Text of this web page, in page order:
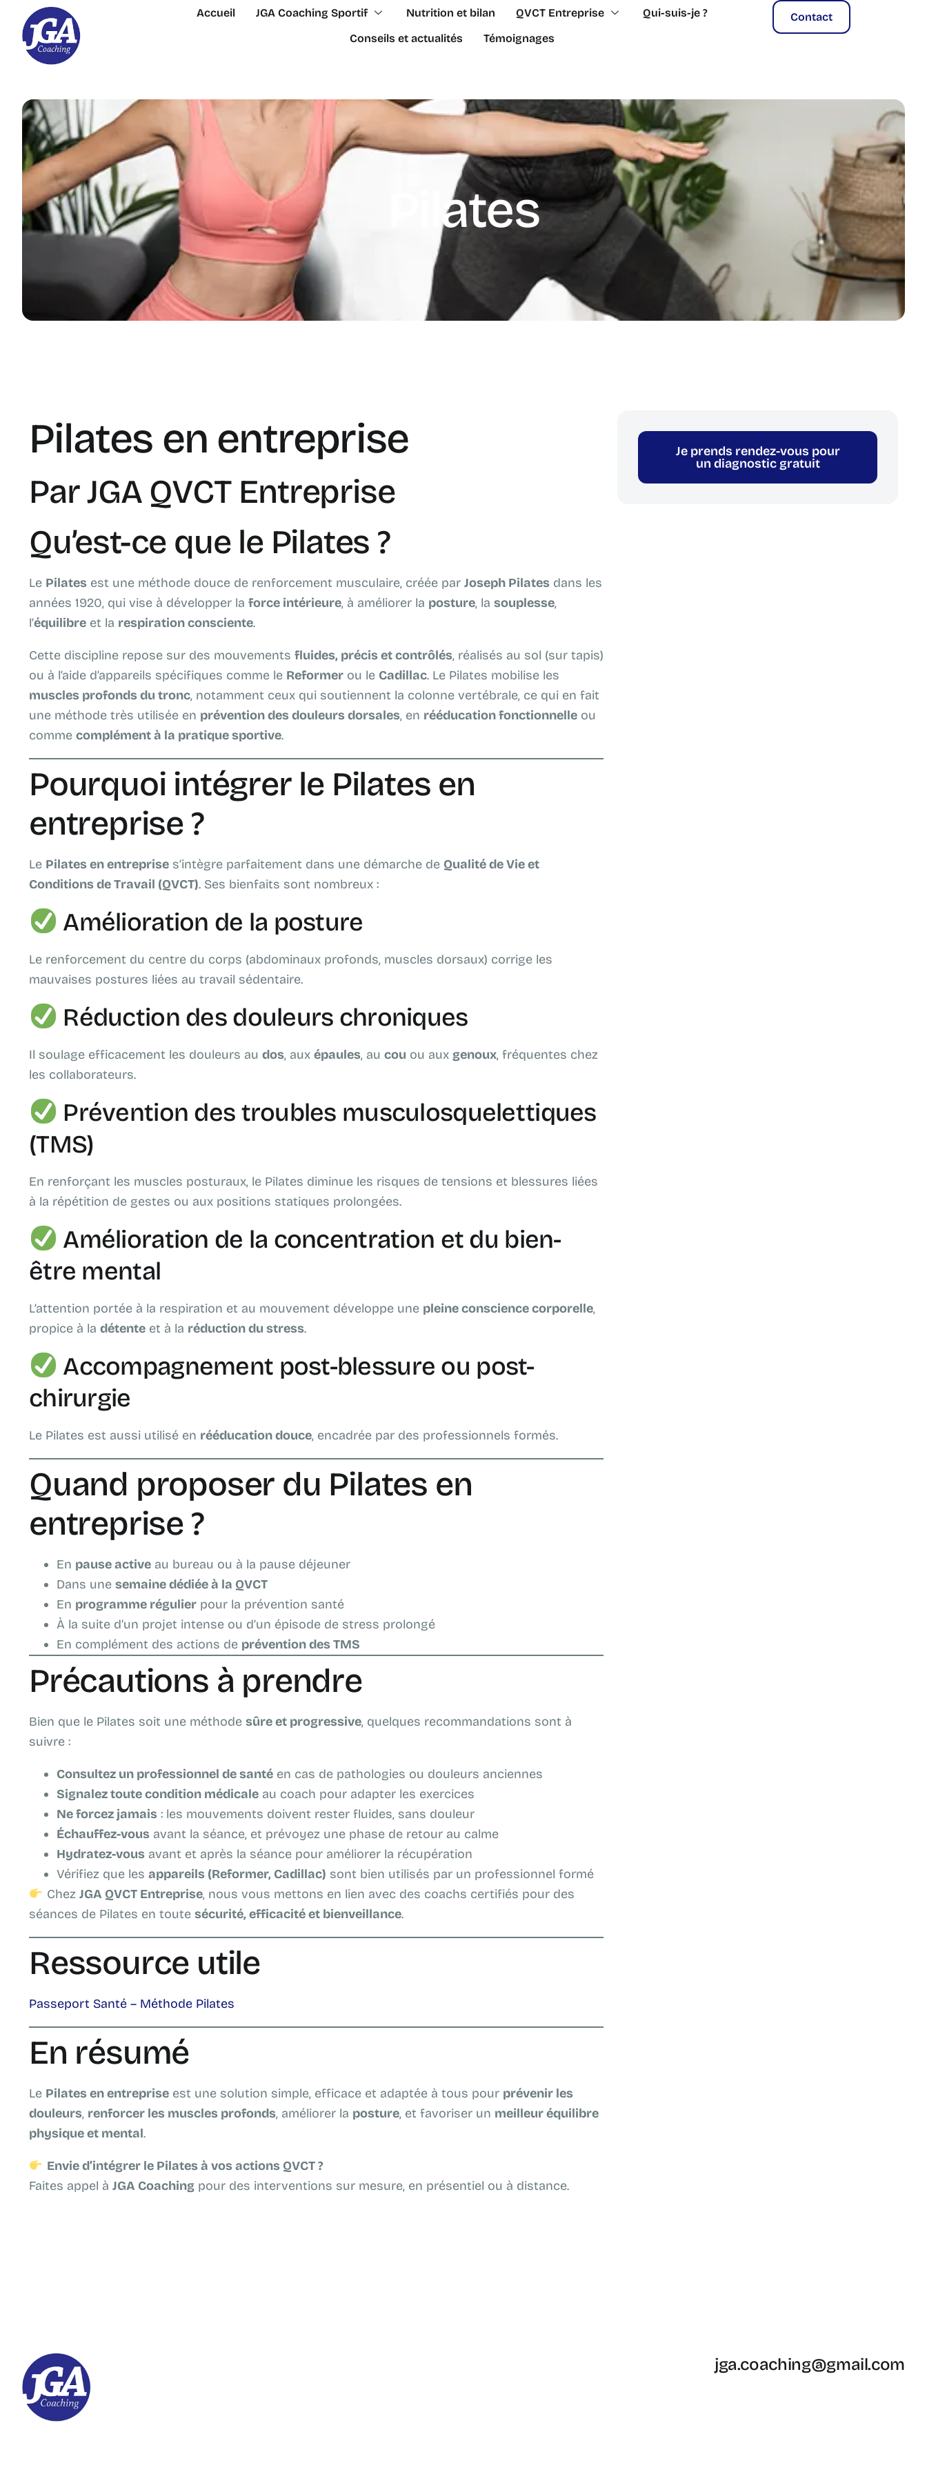
Accueil JGA Coaching Sportif Nutrition et bilan QVCT Entreprise
Qui-suis-je ?
Conseils et actualités
Témoignages
Contact
Pilates
Pilates en entreprise
Par JGA QVCT Entreprise
Qu’est-ce que le Pilates ?
Le Pilates est une méthode douce de renforcement musculaire, créée par Joseph Pilates dans les
années 1920, qui vise à développer la force intérieure, à améliorer la posture, la souplesse,
l’équilibre et la respiration consciente.
Cette discipline repose sur des mouvements fluides, précis et contrôlés, réalisés au sol (sur tapis)
ou à l’aide d’appareils spécifiques comme le Reformer ou le Cadillac. Le Pilates mobilise les
muscles profonds du tronc, notamment ceux qui soutiennent la colonne vertébrale, ce qui en fait
une méthode très utilisée en prévention des douleurs dorsales, en rééducation fonctionnelle ou
comme complément à la pratique sportive.
Pourquoi intégrer le Pilates en
entreprise ?
Le Pilates en entreprise s’intègre parfaitement dans une démarche de Qualité de Vie et
Conditions de Travail (QVCT). Ses bienfaits sont nombreux :
Amélioration de la posture
Le renforcement du centre du corps (abdominaux profonds, muscles dorsaux) corrige les
mauvaises postures liées au travail sédentaire.
Réduction des douleurs chroniques
Il soulage efficacement les douleurs au dos, aux épaules, au cou ou aux genoux, fréquentes chez
les collaborateurs.
Prévention des troubles musculosquelettiques
(TMS)
En renforçant les muscles posturaux, le Pilates diminue les risques de tensions et blessures liées
à la répétition de gestes ou aux positions statiques prolongées.
Amélioration de la concentration et du bien-
être mental
L’attention portée à la respiration et au mouvement développe une pleine conscience corporelle,
propice à la détente et à la réduction du stress.
Accompagnement post-blessure ou post-
chirurgie
Le Pilates est aussi utilisé en rééducation douce, encadrée par des professionnels formés.
Quand proposer du Pilates en
entreprise ?
En pause active au bureau ou à la pause déjeuner
Dans une semaine dédiée à la QVCT
En programme régulier pour la prévention santé
À la suite d’un projet intense ou d’un épisode de stress prolongé
En complément des actions de prévention des TMS
Précautions à prendre
Bien que le Pilates soit une méthode sûre et progressive, quelques recommandations sont à
suivre :
Consultez un professionnel de santé en cas de pathologies ou douleurs anciennes
Signalez toute condition médicale au coach pour adapter les exercices
Ne forcez jamais : les mouvements doivent rester fluides, sans douleur
Échauffez-vous avant la séance, et prévoyez une phase de retour au calme
Hydratez-vous avant et après la séance pour améliorer la récupération
Vérifiez que les appareils (Reformer, Cadillac) sont bien utilisés par un professionnel formé
Chez JGA QVCT Entreprise, nous vous mettons en lien avec des coachs certifiés pour des
séances de Pilates en toute sécurité, efficacité et bienveillance.
Ressource utile
Passeport Santé – Méthode Pilates
En résumé
Le Pilates en entreprise est une solution simple, efficace et adaptée à tous pour prévenir les
douleurs, renforcer les muscles profonds, améliorer la posture, et favoriser un meilleur équilibre
physique et mental.
Envie d’intégrer le Pilates à vos actions QVCT ?
Faites appel à JGA Coaching pour des interventions sur mesure, en présentiel ou à distance.
Je prends rendez-vous pour
un diagnostic gratuit
jga.coaching@gmail.com